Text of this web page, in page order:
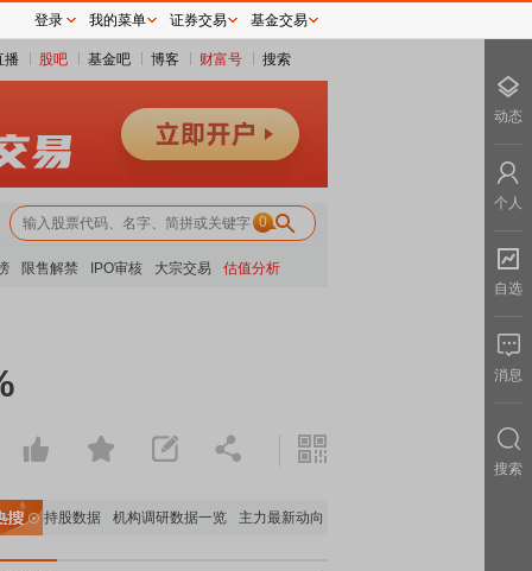
播 股吧 基金吧 博客 财富号 搜索
0
限售解禁 IPO审核 大宗交易 估值分析
持股数据 机构调研数据一览 主力最新动向 上市公司限售股解禁一览
登录 我的菜单 证券交易 基金交易
动态
个人
自选
消息
搜索